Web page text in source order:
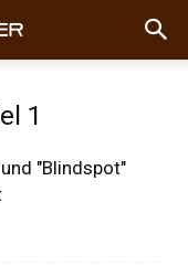
1
"Blindspot"